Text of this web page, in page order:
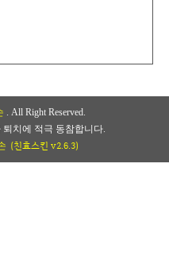
. All Right Reserved.
퇴치에 적극 동참합니다.
(친효스킨 v2.6.3)